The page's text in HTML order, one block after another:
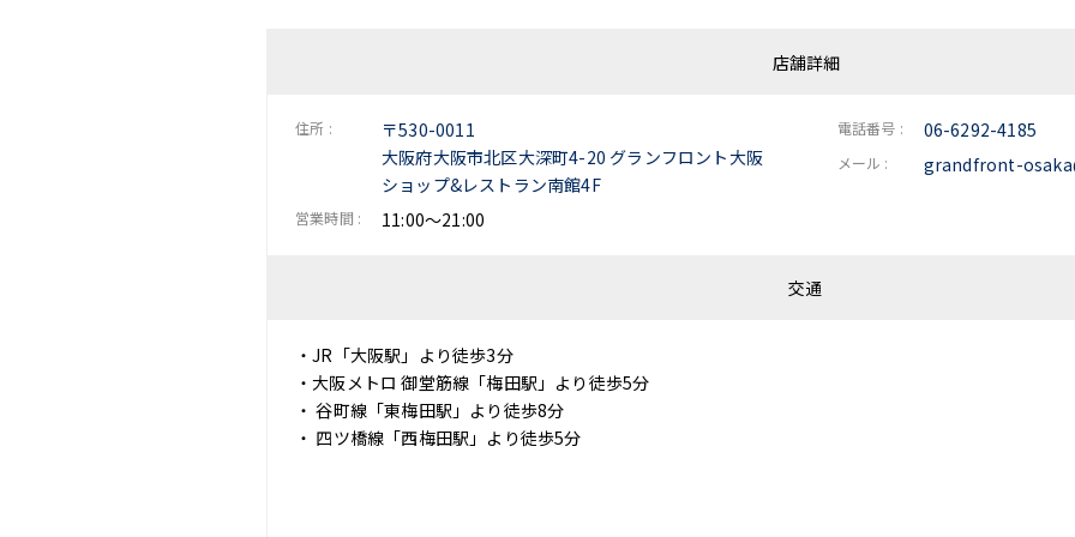
店舗詳細
住所 :
〒530-0011
大阪府大阪市北区大深町4-20 グランフロント大阪
ショップ&レストラン南館4F
営業時間 : 11:00～21:00
電話番号 : 06-6292-4185
メール : grandfront-
交通
・JR「大阪駅」より徒歩3分
・大阪メトロ 御堂筋線「梅田駅」より徒歩5分
・ 谷町線「東梅田駅」より徒歩8分
・ 四ツ橋線「西梅田駅」より徒歩5分